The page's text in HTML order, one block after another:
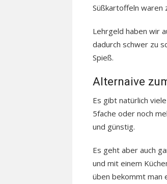
Süßkartoffeln waren
Lehrgeld haben wir
dadurch schwer zu
Spieß.
Alternaive
Es gibt natürlich
5fache oder noch
und günstig.
Es geht aber auch
und mit einem
üben bekommt man